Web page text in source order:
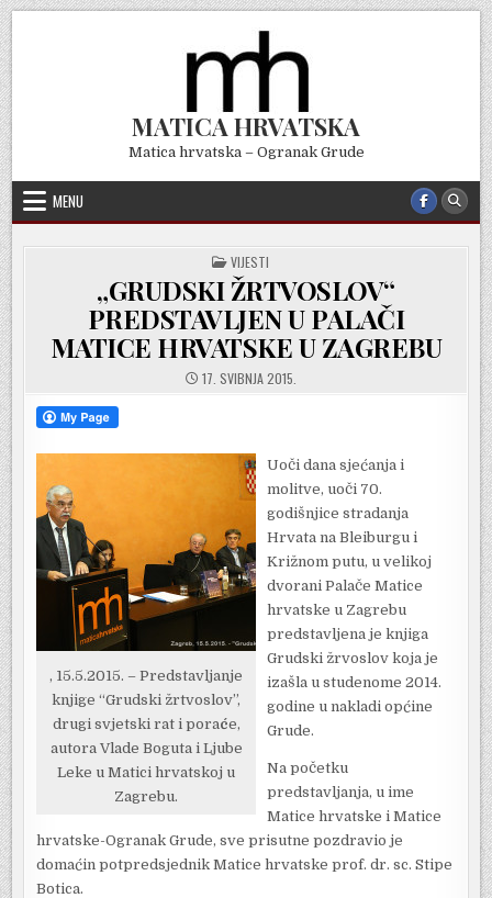
Skip
to
content
MATICA HRVATSKA
Matica hrvatska – Ogranak Grude
MENU
POSTED
IN
VIJESTI
„GRUDSKI ŽRTVOSLOV“
PREDSTAVLJEN U PALAČI
MATICE HRVATSKE U ZAGREBU
17. SVIBNJA 2015.
, 15.5.2015. – Predstavljanje
knjige “Grudski žrtvoslov”,
drugi svjetski rat i poraće,
autora Vlade Boguta i Ljube
Leke u Matici hrvatskoj u
Zagrebu.
Uoči dana sjećanja i
molitve, uoči 70.
godišnjice stradanja
Hrvata na Bleiburgu i
Križnom putu, u velikoj
dvorani Palače Matice
hrvatske u Zagrebu
predstavljena je knjiga
Grudski žrvoslov koja je
izašla u studenome 2014.
godine u nakladi općine
Grude.
Na početku
predstavljanja, u ime
Matice hrvatske i Matice
hrvatske-Ogranak Grude, sve prisutne pozdravio je
domaćin potpredsjednik Matice hrvatske prof. dr. sc. Stipe
Botica.